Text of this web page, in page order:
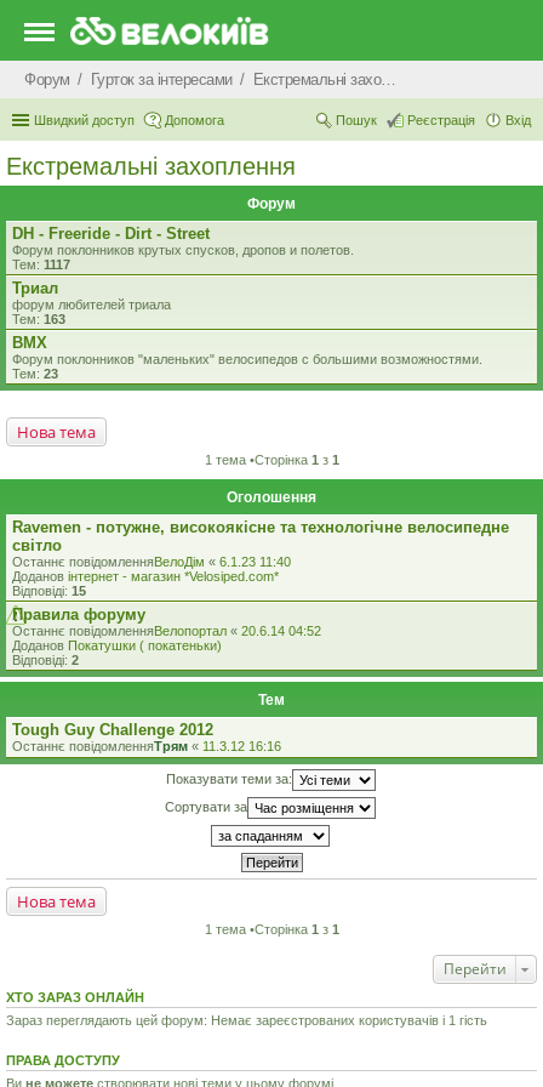
Форум Гурток за інтересами Екстремальні захоплення
Швидкий доступ Допомога Вхід
Реєстрація
Пошук
Екстремальні захоплення
Форум
DH - Freeride - Dirt - Street
Форум поклонников крутых спусков, дропов и полетов.
Тем: 1117
Триал
форум любителей триала
Тем: 163
BMX
Форум поклонников "маленьких" велосипедов c большими возможностями.
Тем: 23
Нова тема
1 тема •Сторінка 1 з 1
Оголошення
Ravemen - потужне, високоякісне та технологічне велосипедне
світло
Останнє повідомленняВелоДім « 6.1.23 11:40
Доданов iнтернет - магазин *Velosiped.com*
Відповіді: 15
Правила форуму
Останнє повідомленняВелопортал « 20.6.14 04:52
Доданов Покатушки ( покатеньки)
Відповіді: 2
Тем
Tough Guy Challenge 2012
Останнє повідомленняТрям « 11.3.12 16:16
Показувати теми за:
Сортувати за
Нова тема
1 тема •Сторінка 1 з 1
Перейти
ХТО ЗАРАЗ ОНЛАЙН
Зараз переглядають цей форум: Немає зареєстрованих користувачів і 1 гість
ПРАВА ДОСТУПУ
Ви не можете створювати нові теми у цьому форумі